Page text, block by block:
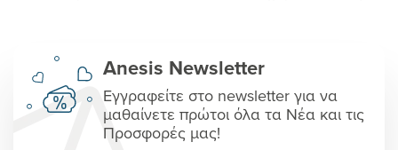
Anesis Newsletter
Εγγραφείτε στο newsletter για να
μαθαίνετε πρώτοι όλα τα Νέα και τις
Προσφορές μας!